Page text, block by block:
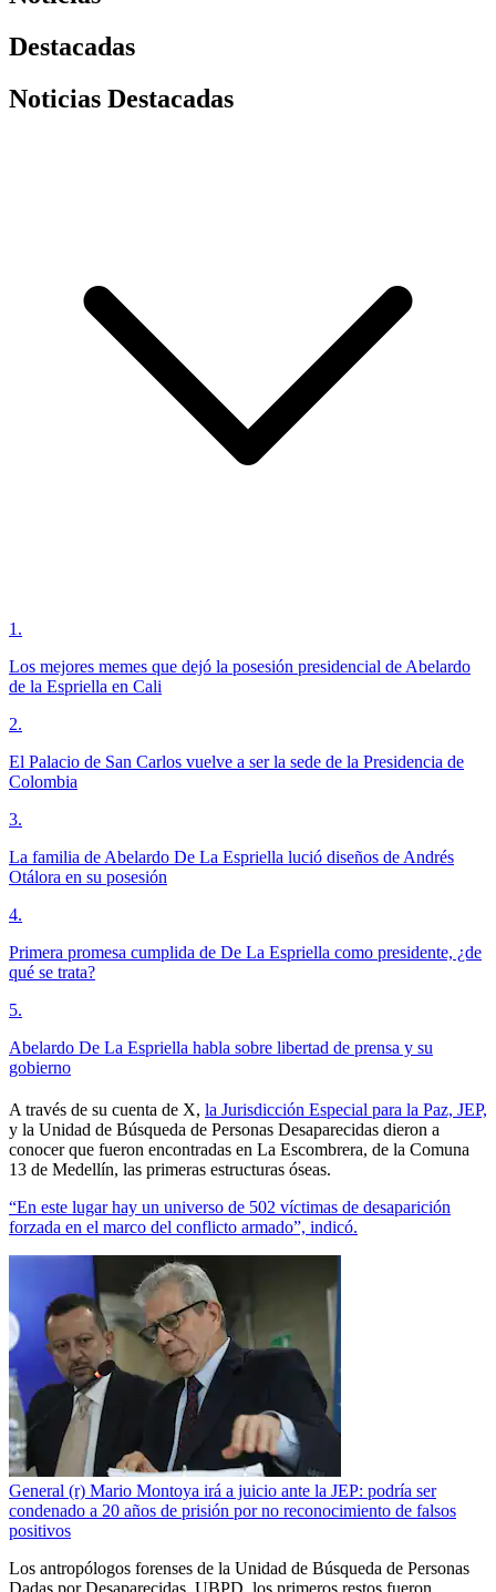
Destacadas
Noticias Destacadas
1 .
Los mejores memes que dejó la posesión presidencial de Abelardo
de la Espriella en Cali
2.
El Palacio de San Carlos vuelve a ser la sede de la Presidencia de
Colombia
3.
La familia de Abelardo De La Espriella lució diseños de Andrés
Otálora en su posesión
4.
Primera promesa cumplida de De La Espriella como presidente, ¿de
qué se trata?
5.
Abelardo De La Espriella habla sobre libertad de prensa y su
gobierno
A través de su cuenta de X, la Jurisdicción Especial para la Paz, JEP,
y la Unidad de Búsqueda de Personas Desaparecidas dieron a
conocer que fueron encontradas en La Escombrera, de la Comuna
13 de Medellín, las primeras estructuras óseas.
“En este lugar hay un universo de 502 víctimas de desaparición
forzada en el marco del conflicto armado”, indicó.
General (r) Mario Montoya irá a juicio ante la JEP: podría ser
condenado a 20 años de prisión por no reconocimiento de falsos
positivos
Los antropólogos forenses de la Unidad de Búsqueda de Personas
Dadas por Desaparecidas, UBPD, los primeros restos fueron